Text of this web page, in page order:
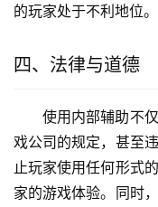
的玩家处于不利地位。
四、法律与道德
使用内部辅助不
戏公司的规定，甚至
止玩家使用任何形式
家的游戏体验。同时